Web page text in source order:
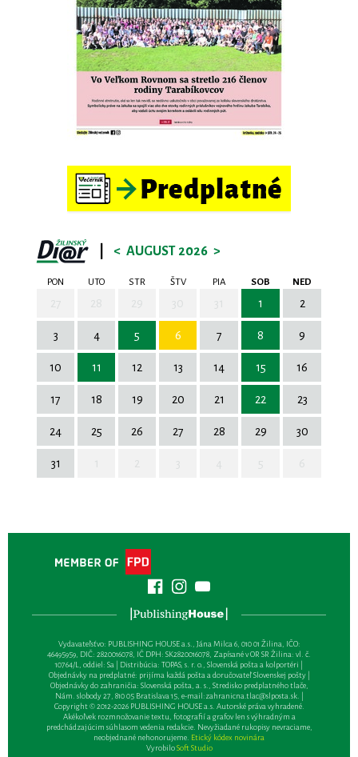
< AUGUST 2026 >
PON UTO STR ŠTV PIA SOB NED
1 2
3 4 5 6 7 8 9
10 11 12 13 14 15 16
17 18 19 20 21 22 23
24 25 26 27 28 29 30
31
Vydavateľsťvo: PUBLISHING HOUSE a.s., Jána Milca 6, 010 01 Žilina, IČO:
46495959, DIČ: 2820016078, IČ DPH: SK2820016078, Zapísané v OR SR Žilina: vl. č.
10764/L, oddiel: Sa | Distribúcia: TOPAS, s. r. o., Slovenská pošta a kolportéri |
Objednávky na predplatné: prijíma každá pošta a doručovateľ Slovenskej pošty |
Objednávky do zahraničia: Slovenská pošta, a. s., Stredisko predplatného tlače,
Nám. slobody 27, 810 05 Bratislava 15, e-mail:zahranicna.tlac@slposta.sk. |
Copyright © 2012-2026 PUBLISHING HOUSE a.s. Autorské práva vyhradené.
Akékoľvek rozmnožovanie textu, fotografií a grafov len s výhradným a
predchádzajúcim súhlasom vedenia redakcie. Nevyžiadané rukopisy nevraciame,
neobjednané nehonorujeme. Etický kódex novinára
VyrobiloSoft Studio